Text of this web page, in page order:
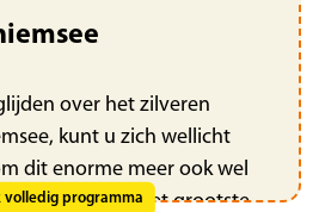
over het zilveren
kunt u zich wellicht
dit enorme meer ook wel
genoemd. Het grootste
volledig programma